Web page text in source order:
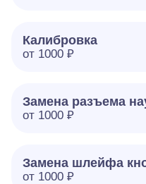
Калибровка
от 1000 ₽
Замена разъема
от 1000 ₽
Замена шлейфа
от 1000 ₽